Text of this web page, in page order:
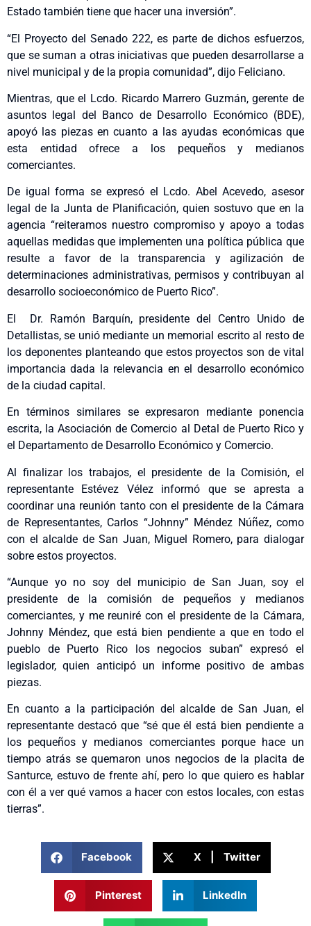
Estado también tiene que hacer una inversión”.
“El Proyecto del Senado 222, es parte de dichos esfuerzos,
que se suman a otras iniciativas que pueden desarrollarse a
nivel municipal y de la propia comunidad”, dijo Feliciano.
Mientras, que el Lcdo. Ricardo Marrero Guzmán, gerente de
asuntos legal del Banco de Desarrollo Económico (BDE),
apoyó las piezas en cuanto a las ayudas económicas que
esta entidad ofrece a los pequeños y medianos
comerciantes.
De igual forma se expresó el Lcdo. Abel Acevedo, asesor
legal de la Junta de Planificación, quien sostuvo que en la
agencia “reiteramos nuestro compromiso y apoyo a todas
aquellas medidas que implementen una política pública que
resulte a favor de la transparencia y agilización de
determinaciones administrativas, permisos y contribuyan al
desarrollo socioeconómico de Puerto Rico”.
El Dr. Ramón Barquín, presidente del Centro Unido de
Detallistas, se unió mediante un memorial escrito al resto de
los deponentes planteando que estos proyectos son de vital
importancia dada la relevancia en el desarrollo económico
de la ciudad capital.
En términos similares se expresaron mediante ponencia
escrita, la Asociación de Comercio al Detal de Puerto Rico y
el Departamento de Desarrollo Económico y Comercio.
Al finalizar los trabajos, el presidente de la Comisión, el
representante Estévez Vélez informó que se apresta a
coordinar una reunión tanto con el presidente de la Cámara
de Representantes, Carlos “Johnny” Méndez Núñez, como
con el alcalde de San Juan, Miguel Romero, para dialogar
sobre estos proyectos.
“Aunque yo no soy del municipio de San Juan, soy el
presidente de la comisión de pequeños y medianos
comerciantes, y me reuniré con el presidente de la Cámara,
Johnny Méndez, que está bien pendiente a que en todo el
pueblo de Puerto Rico los negocios suban” expresó el
legislador, quien anticipó un informe positivo de ambas
piezas.
En cuanto a la participación del alcalde de San Juan, el
representante destacó que “sé que él está bien pendiente a
los pequeños y medianos comerciantes porque hace un
tiempo atrás se quemaron unos negocios de la placita de
Santurce, estuvo de frente ahí, pero lo que quiero es hablar
con él a ver qué vamos a hacer con estos locales, con estas
tierras”.
Facebook X | Twitter
Pinterest LinkedIn